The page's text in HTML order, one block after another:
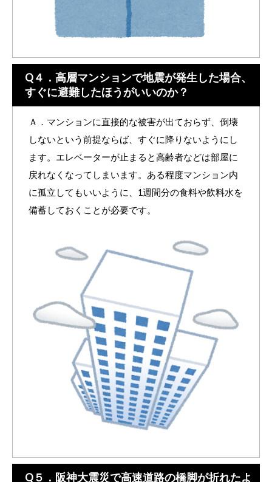
Q４．高層マンションで地震が発生した場合、
すぐに避難したほうがいいのか？
Ａ．マンションに直接的な被害が出ておらず、倒壊
しないという前提ならば、すぐに降りないようにし
ます。エレベーターが止まると高齢者などは部屋に
戻れなくなってしまいます。ある程度マンション内
に孤立してもいいように、1週間分の食料や飲料水を
備蓄しておくことが必要です。
Q５．阪神大震災で高速道路の橋脚が折れたよ